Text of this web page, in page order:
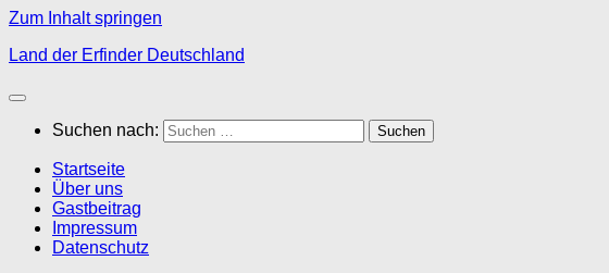
Zum Inhalt springen
Land der Erfinder Deutschland
Suchen nach:
Startseite
Über uns
Gastbeitrag
Impressum
Datenschutz